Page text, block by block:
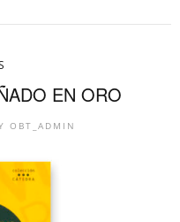
EN ORO
OBT_ADMIN